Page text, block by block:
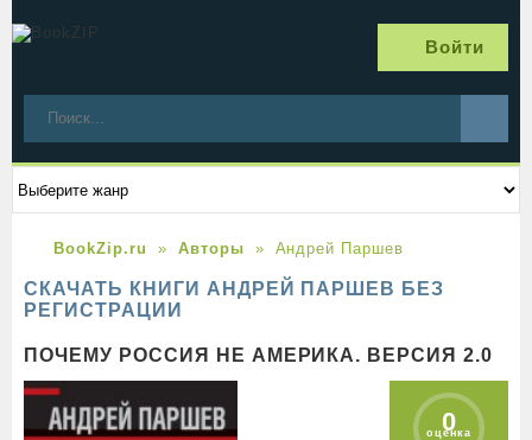
Войти
BookZip.ru Авторы Андрей Паршев
СКАЧАТЬ КНИГИ АНДРЕЙ ПАРШЕВ БЕЗ
РЕГИСТРАЦИИ
ПОЧЕМУ РОССИЯ НЕ АМЕРИКА. ВЕРСИЯ 2.0
0
оценка